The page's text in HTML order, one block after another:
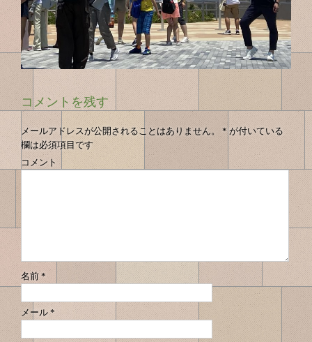
コメントを残す
メールアドレスが公開されることはありません。 *が付いている
欄は必須項目です
コメント
名前 *
メール*